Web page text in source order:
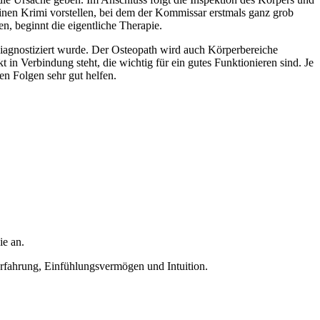
Krimi vorstellen, bei dem der Kommissar erstmals ganz grob
beginnt die eigentliche Therapie.
wurde. Der Osteopath wird auch Körperbereiche
in Verbindung steht, die wichtig für ein gutes Funktionieren sind. Je
Folgen sehr gut helfen.
an.
Einfühlungsvermögen und Intuition.